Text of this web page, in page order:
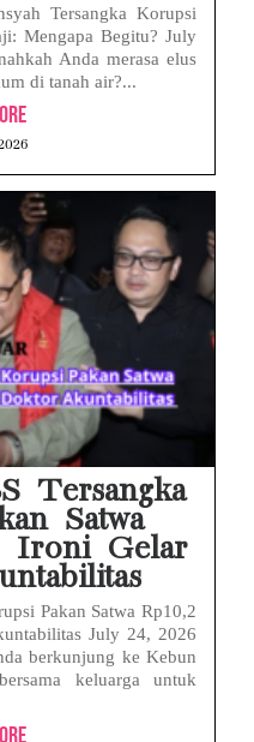
Tersangka Korupsi
Mengapa Begitu? July
Anda merasa elus
di tanah air?...
Tersangka
Satwa
Ironi Gelar
Pakan Satwa Rp10,2
July 24, 2026
berkunjung ke Kebun
keluarga untuk